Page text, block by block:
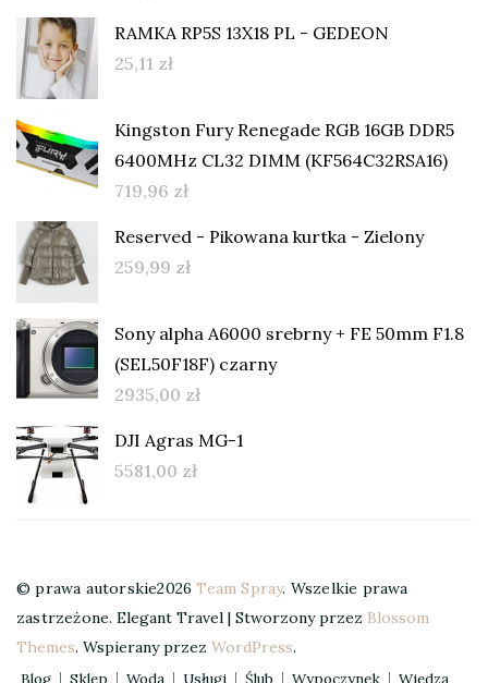
RAMKA RP5S 13X18 PL - GEDEON
25,11 zł
Kingston Fury Renegade RGB 16GB DDR5
6400MHz CL32 DIMM (KF564C32RSA16)
719,96 zł
Reserved - Pikowana kurtka - Zielony
259,99 zł
Sony alpha A6000 srebrny + FE 50mm F1.8
(SEL50F18F) czarny
2935,00 zł
DJI Agras MG-1
5581,00 zł
© prawa autorskie2026Team Spray. Wszelkie prawa
zastrzeżone. Elegant Travel | Stworzony przez Blossom
Themes. Wspierany przez WordPress.
Blog Sklep Woda Usługi Ślub Wypoczynek Wiedza